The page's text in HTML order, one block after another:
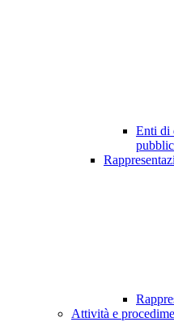
Enti di
Attività e